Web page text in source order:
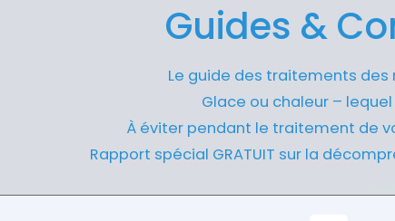
Guides &
Le guide des traitements des
Glace ou chaleur –
À éviter pendant le traitement de
Rapport spécial GRATUIT sur la